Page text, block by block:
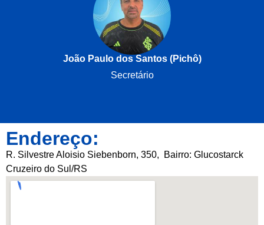
João Paulo dos Santos (Pichô)
Secretário
Endereço:
R. Silvestre Aloisio Siebenborn, 350, Bairro: Glucostarck
Cruzeiro do Sul/RS